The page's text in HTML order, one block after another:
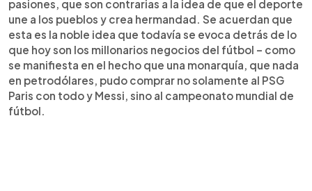
pasiones, que son contrarias a la idea de que el deporte
une a los pueblos y crea hermandad. Se acuerdan que
esta es la noble idea que todavía se evoca detrás de lo
que hoy son los millonarios negocios del fútbol – como
se manifiesta en el hecho que una monarquía, que nada
en petrodólares, pudo comprar no solamente al PSG
Paris con todo y Messi, sino al campeonato mundial de
fútbol.